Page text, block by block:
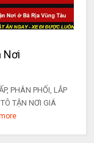
Nơi
PHÂN PHỐI, LẮP
TẬN NƠI GIÁ